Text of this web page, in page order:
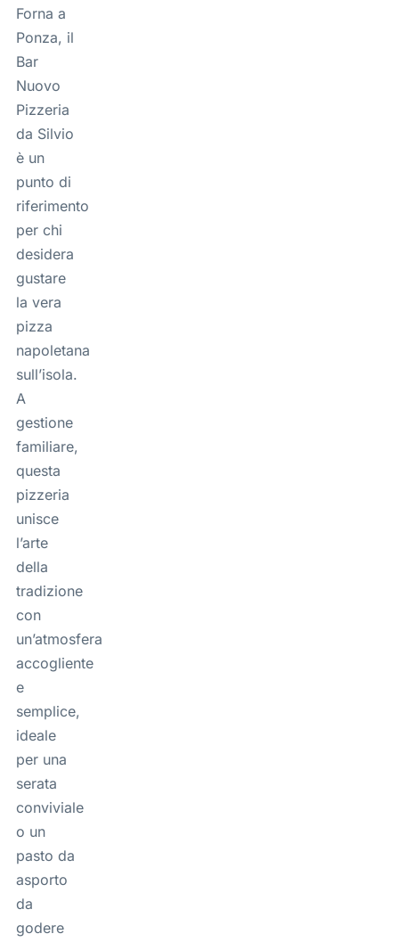
Forna a
Ponza, il
Bar
Nuovo
Pizzeria
da Silvio
è un
punto di
riferimento
per chi
desidera
gustare
la vera
pizza
napoletana
sull’isola.
A
gestione
familiare,
questa
pizzeria
unisce
l’arte
della
tradizione
con
un’atmosfera
accogliente
e
semplice,
ideale
per una
serata
conviviale
o un
pasto da
asporto
da
godere